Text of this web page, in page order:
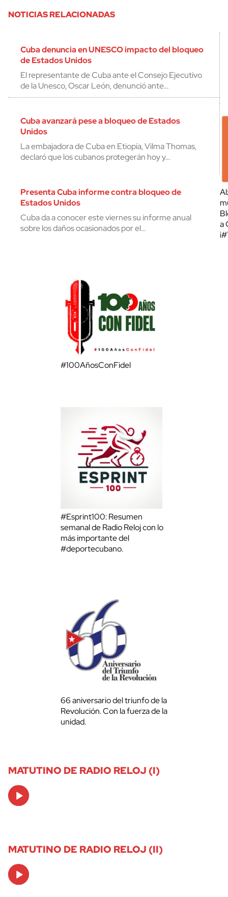
NOTICIAS RELACIONADAS
Cuba denuncia en UNESCO impacto del bloqueo
de Estados Unidos
El representante de Cuba ante el Consejo Ejecutivo
de la Unesco, Oscar León, denunció ante…
Cuba avanzará pese a bloqueo de Estados
Unidos
La embajadora de Cuba en Etiopía, Vilma Thomas,
declaró que los cubanos protegerán hoy y…
Presenta Cuba informe contra bloqueo de
Estados Unidos
Cuba da a conocer este viernes su informe anual
sobre los daños ocasionados por el…
a
#100AñosConFidel
#Esprint100: Resumen
semanal de Radio Reloj con lo
más importante del
#deportecubano.
66 aniversario del triunfo de la
Revolución. Con la fuerza de la
unidad.
MATUTINO DE RADIO RELOJ (I)
Audio
Player
MATUTINO DE RADIO RELOJ (II)
Audio
Player